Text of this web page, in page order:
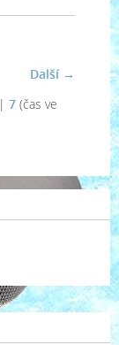
Další →
| 7 (čas ve